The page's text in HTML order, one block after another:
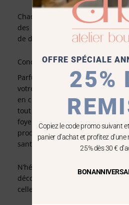
Chaque bougie est élaborée
des ingrédients de qualité pour
de détente en toute sécurité.
Conclusion
Parfumer votre intérieur est un
votre attention. En choisissant
en cire végétale, vous prenez
tout en créant une ambiance
foyer. Notre engagement est de
produits qui allient plaisir
santé
N’hésitez pas à parcourir notre
découvrir toutes nos créations
celle qui sublimera votre
OFFRE SPÉCIALE
25%
Copiez le code promo suivant
panier d’achat et profitez
25% dès 30 €